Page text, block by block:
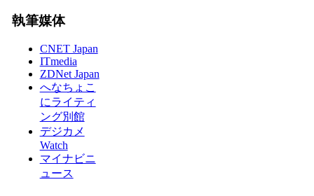
執筆媒体
CNET Japan
ITmedia
ZDNet Japan
へなちょこ
にライティ
ング別館
デジカメ
Watch
マイナビニ
ュース